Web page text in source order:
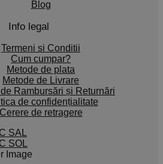
Blog
Info legal
Termeni si Conditii
Cum cumpar?
Metode de plata
Metode de Livrare
Rambursări și Returnări
de confidențialitate
Cerere de retragere